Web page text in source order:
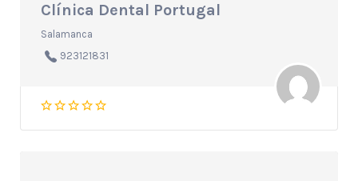
Clínica Dental Portugal
Salamanca
923121831